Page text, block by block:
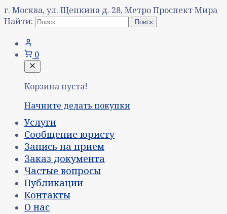
г. Москва, ул. Щепкина д. 28, Метро Проспект Мира
Найти:
0
Корзина пуста!
Начните делать покупки
Услуги
Сообщение юристу
Запись на прием
Заказ документа
Частые вопросы
Публикации
Контакты
О нас